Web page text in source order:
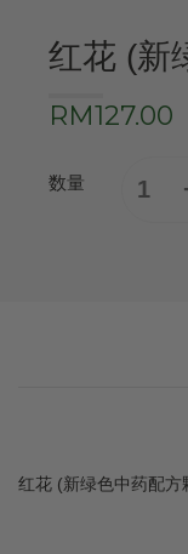
红花 (新
RM127.00
数量
红花 (新绿色中药配方